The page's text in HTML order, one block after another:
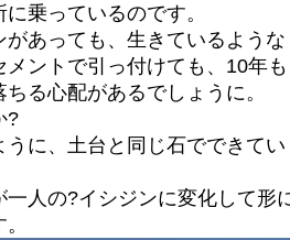
乗っているのです。
あっても、生きているような
ントで引っ付けても、10年も
る心配があるでしょうに。
?
うに、土台と同じ石でできてい
人の?イシジンに変化して形